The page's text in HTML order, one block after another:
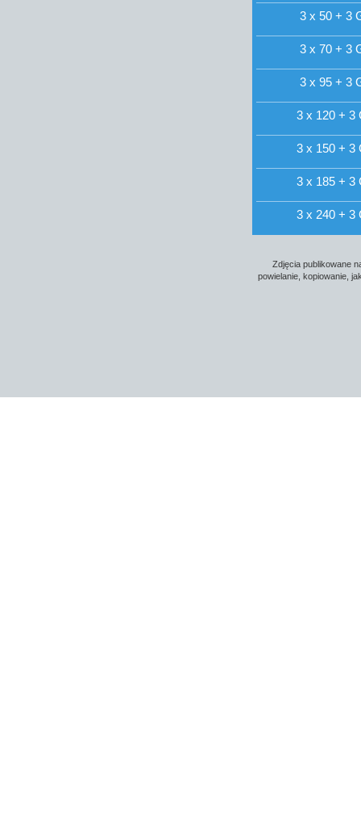
3 x 50 + 3
3 x 70 + 3
3 x 95 + 3
3 x 120 + 3
3 x 150 + 3
3 x 185 + 3
3 x 240 + 3
Zdjęcia publikowane
powielanie, kopiowanie,